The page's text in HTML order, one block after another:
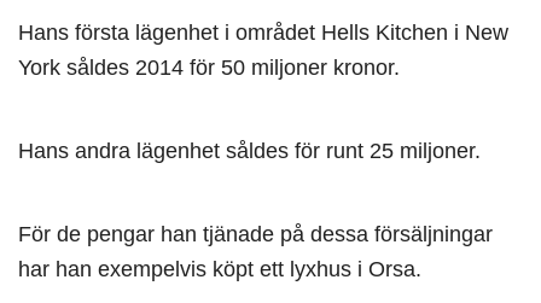
Hans första lägenhet i området Hells Kitchen i New
York såldes 2014 för 50 miljoner kronor.
Hans andra lägenhet såldes för runt 25 miljoner.
För de pengar han tjänade på dessa försäljningar
har han exempelvis köpt ett lyxhus i Orsa.